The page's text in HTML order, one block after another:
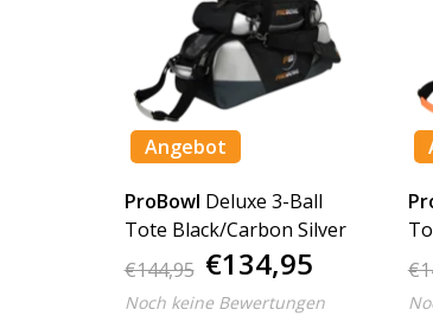
Angebot
ProBowl Deluxe 3-Ball
Tote Black/Carbon Silver
€144,95 €134,95
Noch keine Bewertungen